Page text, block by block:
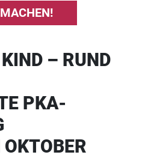
– RUND
PKA-